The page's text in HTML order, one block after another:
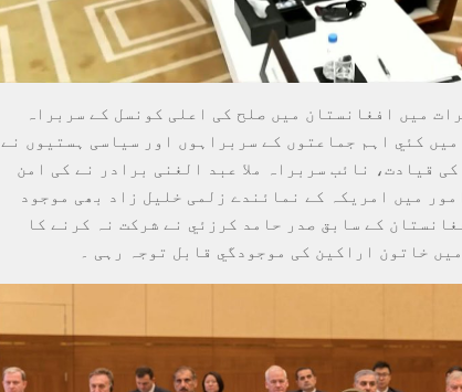
میں افغانستان میں صلح کی اعلی کونسل کے سربراہ
کئي اہم جماعتوں کے سربراہوں اور سیاسی ہستیوں نے
قیادت، نائب سربراہ ملا عبد الغنی برادر نے کی امن
میں امریکہ کے نمائندے زلمی خلیل زاد بھی موجود
کے سابق صدر حامد کرزئي نے شرکت نہ کرنے کا
خاتون اراکین کی موجودگي قابل توجہ رہی ۔